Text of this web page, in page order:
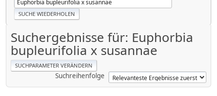
Suchergebnisse für: Euphorbia
bupleurifolia x susannae
SUCHPARAMETER VERÄNDERN
Suchreihenfolge